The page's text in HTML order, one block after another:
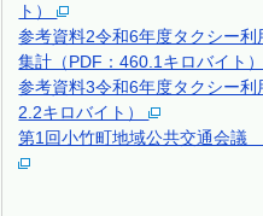
ト）
参考資料2令和6年度タクシー
集計（PDF：460.1キロバイト
参考資料3令和6年度タクシー
2.2キロバイト）
第1回小竹町地域公共交通会議